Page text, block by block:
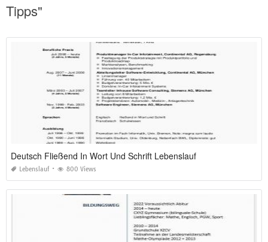
Tipps"
Deutsch Fließend In Wort Und Schrift Lebenslauf
Lebenslauf 800 Views